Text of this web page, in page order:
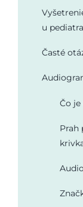
u pediatra
Časté
Čo
Prah